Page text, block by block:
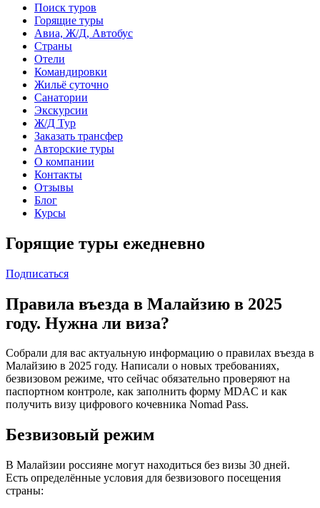
Поиск туров
Горящие туры
Авиа, Ж/Д, Автобус
Страны
Отели
Командировки
Жильё суточно
Санатории
Экскурсии
Ж/Д Тур
Заказать трансфер
Авторские туры
О компании
Контакты
Отзывы
Блог
Курсы
Горящие туры ежедневно
Подписаться
Правила въезда в Малайзию в 2025
году. Нужна ли виза?
Собрали для вас актуальную информацию о правилах въезда в
Малайзию в 2025 году. Написали о новых требованиях,
безвизовом режиме, что сейчас обязательно проверяют на
паспортном контроле, как заполнить форму MDAC и как
получить визу цифрового кочевника Nomad Pass.
Безвизовый режим
В Малайзии россияне могут находиться без визы 30 дней.
Есть определённые условия для безвизового посещения
страны: